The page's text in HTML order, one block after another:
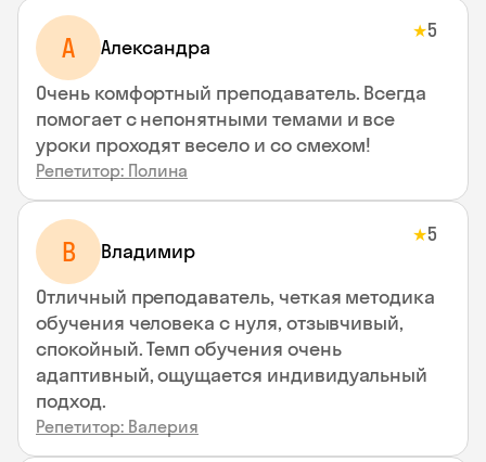
A Aлександра
★5
Очень комфортный преподаватель. Всегда
помогает с непонятными темами и все
уроки проходят весело и со смехом!
Репетитор: Полина
В Владимир
★5
Отличный преподаватель, четкая методика
обучения человека с нуля, отзывчивый,
спокойный. Темп обучения очень
адаптивный, ощущается индивидуальный
подход.
Репетитор: Валерия